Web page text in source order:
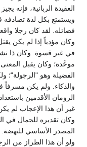
العقيدة الربانية، فإنه
ويستمتع بكل لذة
فضائله. لقد كان رجلا
وكان مؤدباً إذا لم يكن
في غير قسوة. وكان ذا
موحَّدة؛ وكان يقبل
الفضيلة وهو "الرجولة"؛
والذكاء. ولم يكن مسرفاً
الرومان الأقدمين
غير أن هذا الإعجاب لم
وكان تقديره للجمال في
المصدر الأساسي للنهضة.
ولو أن هذا الطراز من